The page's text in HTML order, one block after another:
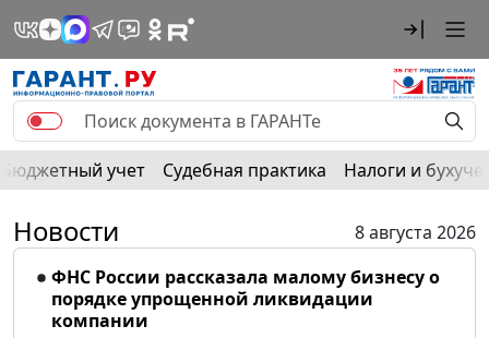
Бюджетный учет Судебная практика Налоги и
Новости
8 августа 2026
ФНС России рассказала малому бизнесу о
порядке упрощенной ликвидации
компании